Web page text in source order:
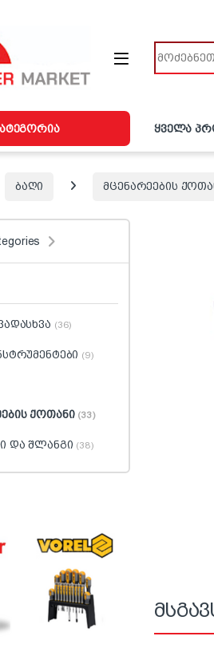
ყველა
ბაღი მცენარეების
(36)
(9)
ქოთანი (33)
და შლანგი (38)